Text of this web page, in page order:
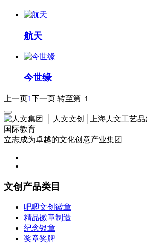
航天
今世缘
上一页1下一页 转至第
立志成为卓越的文化创意产业集团
文创产品类目
吧唧文创徽章
精品徽章制造
纪念银章
奖章奖牌